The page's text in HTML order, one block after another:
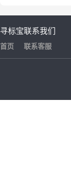
寻标宝
首页
联系我们
联系客服